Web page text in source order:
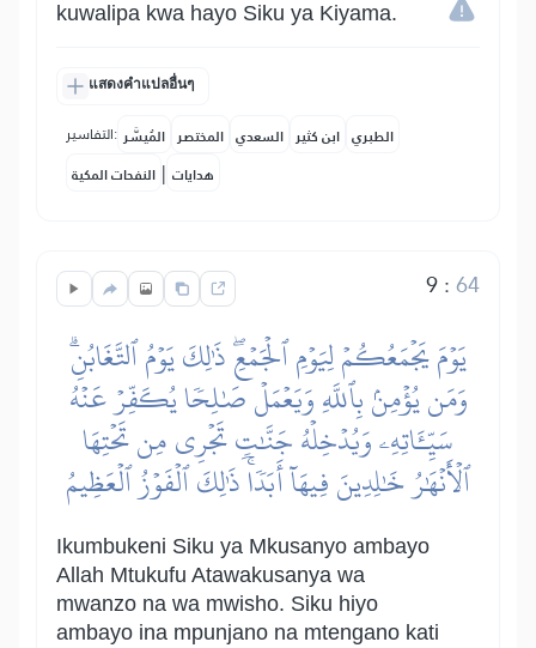
kuwalipa kwa hayo Siku ya Kiyama.
แสดงคำแปลอื่นๆ
التفاسير: المُيسَّر المختصر السعدي ابن كثير الطبري
النفحات المكية | هدايات
9:64
يَوۡمَ يَجۡمَعُكُمۡ لِيَوۡمِ ٱلۡجَمۡعِۖ ذَٰلِكَ يَوۡمُ ٱلتَّغَابُنِۗ
وَمَن يُؤۡمِنۢ بِٱللَّهِ وَيَعۡمَلۡ صَٰلِحٗا يُكَفِّرۡ عَنۡهُ
سَيِّـَٔاتِهِۦ وَيُدۡخِلۡهُ جَنَّٰتٖ تَجۡرِي مِن تَحۡتِهَا
ٱلۡأَنۡهَٰرُ خَٰلِدِينَ فِيهَآ أَبَدٗاۚ ذَٰلِكَ ٱلۡفَوۡزُ ٱلۡعَظِيمُ
Ikumbukeni Siku ya Mkusanyo ambayo
Allah Mtukufu Atawakusanya wa
mwanzo na wa mwisho. Siku hiyo
ambayo ina mpunjano na mtengano kati